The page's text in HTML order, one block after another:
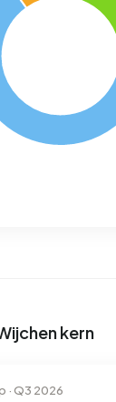
kern
· Q3 2026